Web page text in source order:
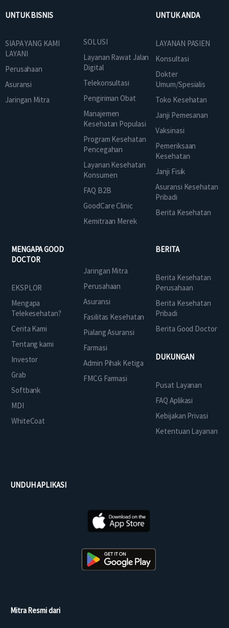
UNTUK BISNIS
SIAPA YANG KAMI
LAYANI
Perusahaan
Asuransi
Jaringan Mitra
SOLUSI
Layanan Rawat Jalan
Digital
Telekonsultasi
Pengiriman Obat
Manajemen
Kesehatan Populasi
Program Kesehatan
Pencegahan
Layanan Kesehatan
Konsumen
FAQ B2B
GoodCare Clinic
Kemitraan Merek
UNTUK ANDA
LAYANAN PASIEN
Konsultasi
Dokter
Umum/Spesialis
Toko Kesehatan
Janji Pemesanan
Vaksinasi
Pemeriksaan
Kesehatan
Janji Fisik
Asuransi Kesehatan
Pribadi
Berita Kesehatan
MENGAPA GOOD
DOCTOR
EKSPLOR
Mengapa
Telekesehatan?
Cerita Kami
Tentang kami
Investor
Grab
Softbank
MDI
WhiteCoat
Jaringan Mitra
Perusahaan
Asuransi
Fasilitas Kesehatan
Pialang Asuransi
Farmasi
Admin Pihak Ketiga
FMCG Farmasi
BERITA
Berita Kesehatan
Perusahaan
Berita Kesehatan
Pribadi
Berita Good Doctor
DUKUNGAN
Pusat Layanan
FAQ Aplikasi
Kebijakan Privasi
Ketentuan Layanan
UNDUH APLIKASI
Mitra Resmi dari